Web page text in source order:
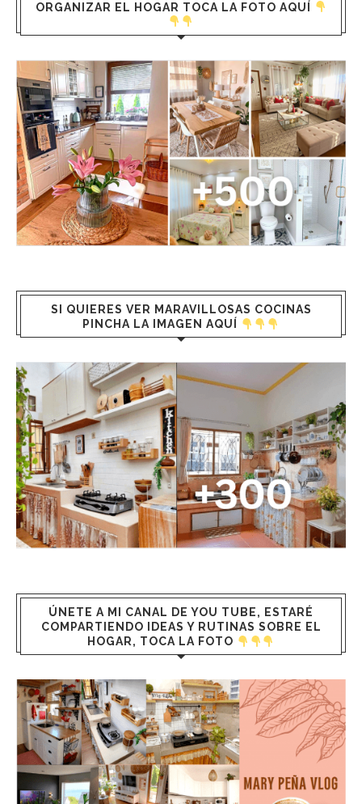
ORGANIZAR EL HOGAR TOCA LA FOTO AQUÍ
SI QUIERES VER MARAVILLOSAS COCINAS
PINCHA LA IMAGEN AQUÍ
ÚNETE A MI CANAL DE YOU TUBE, ESTARÉ
COMPARTIENDO IDEAS Y RUTINAS SOBRE EL
HOGAR, TOCA LA FOTO